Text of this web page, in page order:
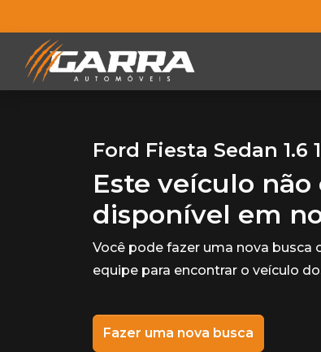
Ford Fiesta Sedan 1.6
Este veículo não
disponível em
Você pode fazer uma nova
equipe para encontrar o veículo
Fazer uma nova busca